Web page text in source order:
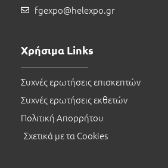
fgexpo@helexpo.gr
Χρήσιμα Links
Συχνές ερωτήσεις επισκεπτών
Συχνές ερωτήσεις εκθετών
Πολιτική Απορρήτου
Σχετικά με τα Cookies